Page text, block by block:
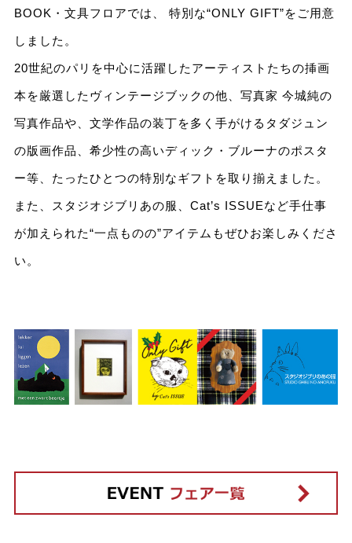
BOOK・文具フロアでは、 特別な“ONLY GIFT”をご用意
しました。
20世紀のパリを中心に活躍したアーティストたちの挿画
本を厳選したヴィンテージブックの他、写真家 今城純の
写真作品や、文学作品の装丁を多く手がけるタダジュン
の版画作品、希少性の高いディック・ブルーナのポスタ
ー等、たったひとつの特別なギフトを取り揃えました。
また、スタジオジブリあの服、Cat’s ISSUEなど手仕事
が加えられた“一点ものの”アイテムもぜひお楽しみくださ
い。